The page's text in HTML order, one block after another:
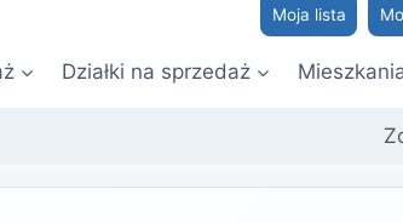
Moja lista
Działki na sprzedaż